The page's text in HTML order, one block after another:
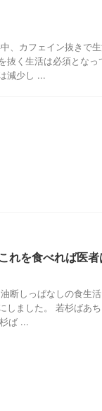
、カフェイン抜きで
抜く生活は必須とな
減少し ...
れを食べれば医者
断しっぱなしの食生
ました。 若杉ばあち
ば ...